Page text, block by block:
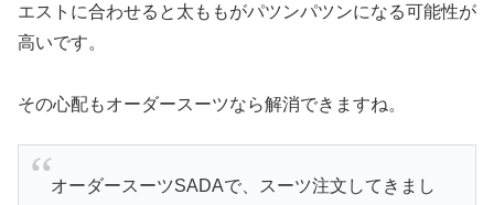
エストに合わせると太ももがパツンパツンになる可能性が
高いです。
その心配もオーダースーツなら解消できますね。
オーダースーツSADAで、スーツ注文してきまし